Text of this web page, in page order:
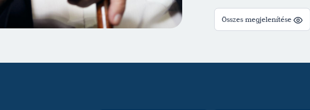
Professzor (Sárosi:
(Machiavelli:
Sarder (Mann:
Összes megjelenítése